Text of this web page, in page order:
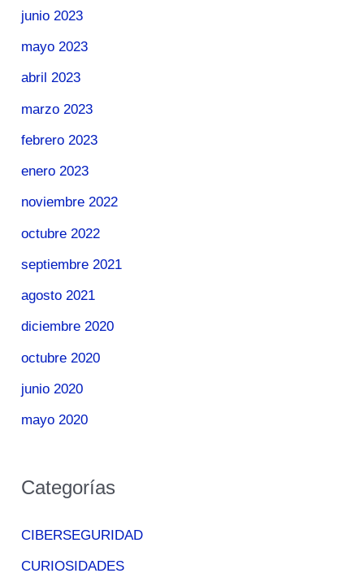
junio 2023
mayo 2023
abril 2023
marzo 2023
febrero 2023
enero 2023
noviembre 2022
octubre 2022
septiembre 2021
agosto 2021
diciembre 2020
octubre 2020
junio 2020
mayo 2020
Categorías
CIBERSEGURIDAD
CURIOSIDADES